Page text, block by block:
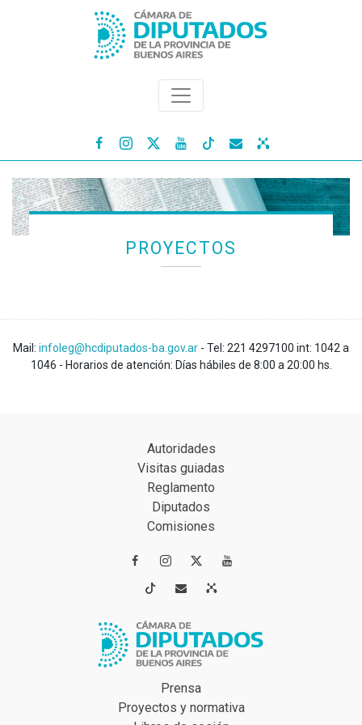
   
PROYECTOS
Mail: infoleg@hcdiputados-ba.gov.ar - Tel: 221 4297100 int: 1042 a
1046 - Horarios de atención: Días hábiles de 8:00 a 20:00 hs.
Autoridades
Visitas guiadas
Reglamento
Diputados
Comisiones
 
 
Prensa
Proyectos y normativa